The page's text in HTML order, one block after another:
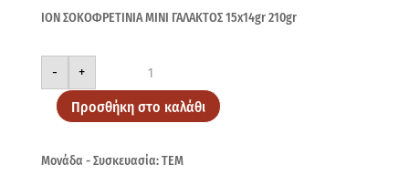
ΙΟΝ ΣΟΚΟΦΡΕΤINIA MINI ΓΑΛΑΚΤΟΣ 15x14gr 210gr
-
ΙΟΝ
ΣΟΚΟΦΡΕΤINIA
MINI
ΓΑΛΑΚΤΟΣ
15x14gr
210gr
+
Προσθήκη στο καλάθι
Μονάδα - Συσκευασία: ΤΕΜ